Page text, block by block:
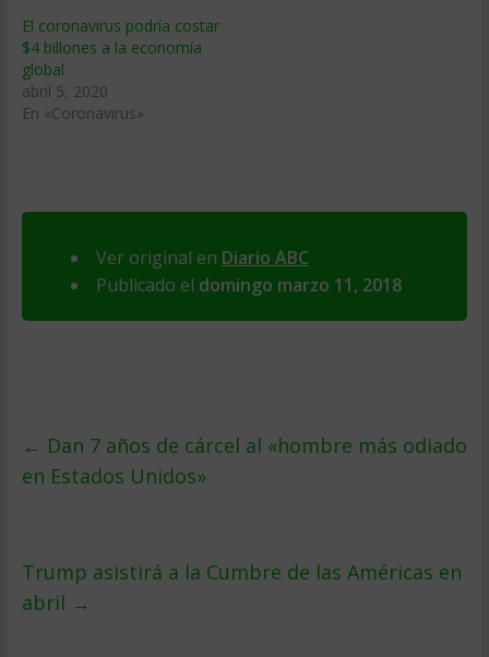
El coronavirus podría costar
$4 billones a la economía
global
abril 5, 2020
En «Coronavirus»
Ver original en Diario ABC
Publicado el domingo marzo 11, 2018
← Dan 7 años de cárcel al «hombre más odiado
en Estados Unidos»
Trump asistirá a la Cumbre de las Américas en
abril →